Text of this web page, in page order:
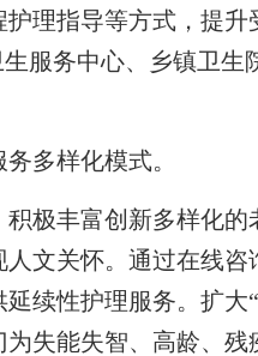
理指导等方式，提
服务中心、乡镇卫
多样化模式。
丰富创新多样化的
文关怀。通过在线
续性护理服务。扩
失能失智、高龄、